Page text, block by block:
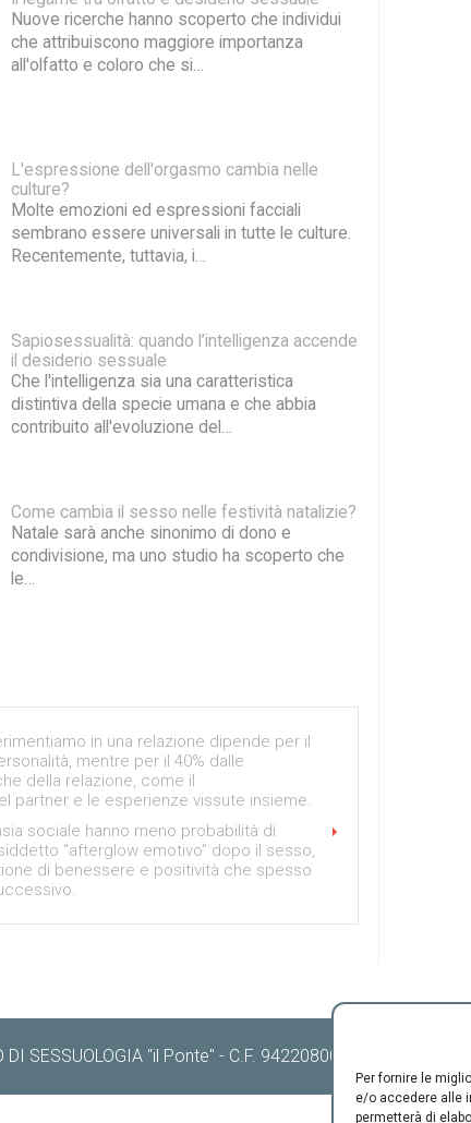
Per fornire le
e/o accedere alle
permetterà di
Nuove ricerche hanno scoperto che individui
che attribuiscono maggiore importanza
all'olfatto e coloro che si…
L'espressione dell'orgasmo cambia nelle
culture?
Molte emozioni ed espressioni facciali
sembrano essere universali in tutte le culture.
Recentemente, tuttavia, i…
Sapiosessualità: quando l’intelligenza accende
il desiderio sessuale
Che l'intelligenza sia una caratteristica
distintiva della specie umana e che abbia
contribuito all'evoluzione del…
Come cambia il sesso nelle festività natalizie?
Natale sarà anche sinonimo di dono e
condivisione, ma uno studio ha scoperto che
le…
in una relazione dipende per il
mentre per il 40% dalle
della relazione, come il
partner e le esperienze vissute insieme.
sociale hanno meno probabilità di
“afterglow emotivo” dopo il sesso,
di benessere e positività che spesso
DI SESSUOLOGIA "il Ponte" - C.F. 94220800489 -